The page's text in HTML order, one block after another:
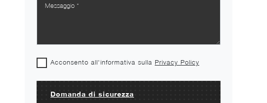
Acconsento all'informativa sulla Privacy Policy
Domanda di sicurezza